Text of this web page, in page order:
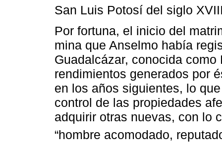
San Luis Potosí del siglo
Por fortuna, el inicio del
mina que Anselmo había
Guadalcázar, conocida
rendimientos generados por
en los años siguientes, lo
control de las propiedades
adquirir otras nuevas, con lo
“hombre acomodado,